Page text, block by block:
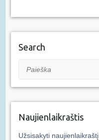
Search
Paieška
Naujienlaikraštis
Užsisakyti naujienlaikraštį